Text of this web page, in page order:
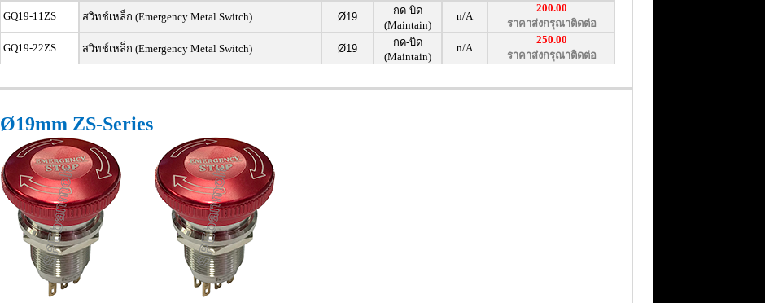
GQ19-11ZS
สวิทช์เหล็ก (Emergency Metal Switch) Ø19
กด-บิด
(Maintain)
n/A
200.00
ราคาส่งกรุณาติดต่อ
GQ19-22ZS
สวิทช์เหล็ก (Emergency Metal Switch) Ø19
กด-บิด
(Maintain)
n/A
250.00
ราคาส่งกรุณาติดต่อ
Ø19mm ZS-Series